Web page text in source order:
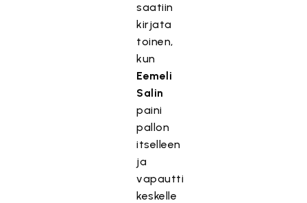
saatiin
kirjata
toinen,
kun
Eemeli
Salin
paini
pallon
itselleen
ja
vapautti
keskelle